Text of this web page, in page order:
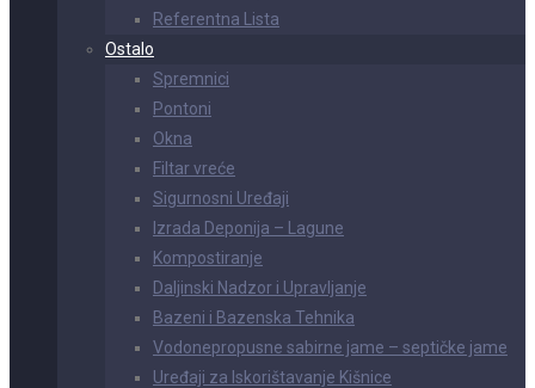
Referentna Lista
Ostalo
Spremnici
Pontoni
Okna
Filtar vreće
Sigurnosni Uređaji
Izrada Deponija – Lagune
Kompostiranje
Daljinski Nadzor i Upravljanje
Bazeni i Bazenska Tehnika
Vodonepropusne sabirne jame – septičke jame
Uređaji za Iskorištavanje Kišnice